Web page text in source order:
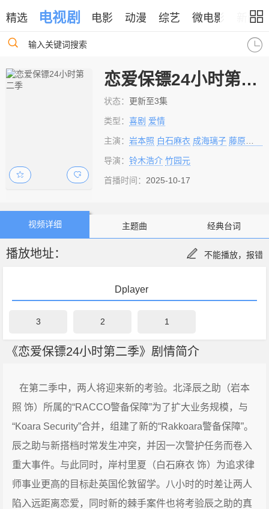
精选 电视剧 电影 动漫 综艺 微电影 新闻
输入关键词搜索
恋爱保镖24小时第二季
状态： 更新至3集
类型：喜剧 爱情
主演：岩本照 白石麻衣 成海璃子 藤原丈一郎
导演：铃木浩介 竹园元
首播时间： 2025-10-17
视频详细 主题曲 经典台词
播放地址： 不能播放，报错
Dplayer
3 2 1
《恋爱保镖24小时第二季》剧情简介
在第二季中，两人将迎来新的考验。北泽辰之助（岩本
照 饰）所属的“RACCO警备保障”为了扩大业务规模，与
“Koara Security”合并，组建了新的“Rakkoara警备保障”。
辰之助与新搭档时常发生冲突，并因一次警护任务而卷入
重大事件。与此同时，岸村里夏（白石麻衣 饰）为追求律
师事业更高的目标赴英国伦敦留学。八小时的时差让两人
陷入远距离恋爱，同时新的棘手案件也将考验辰之助的真